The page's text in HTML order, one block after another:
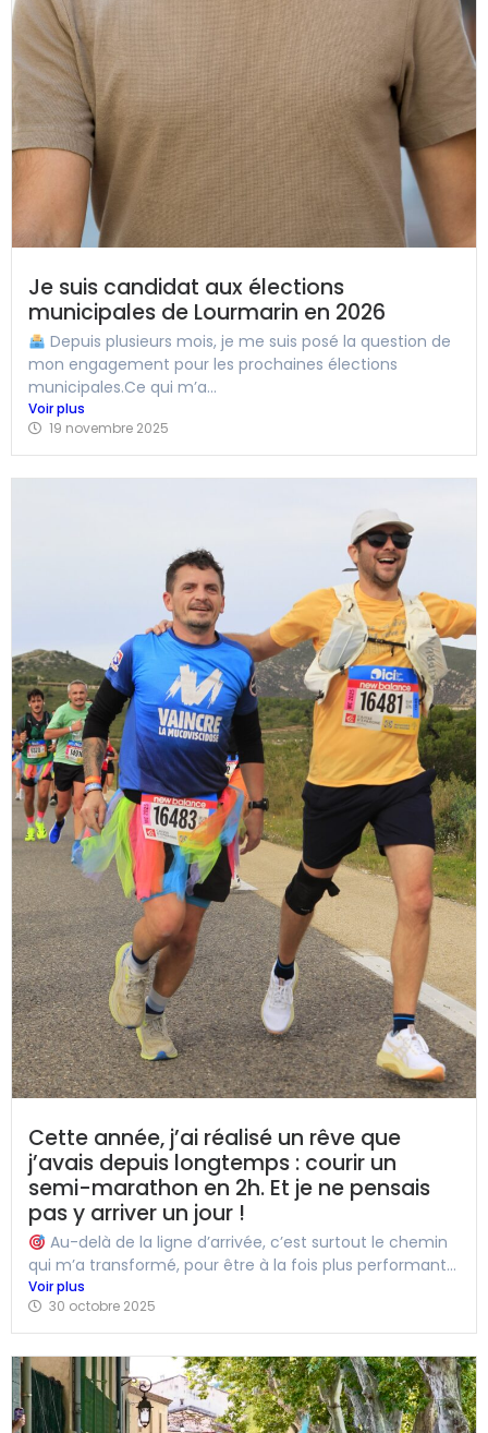
Je suis candidat aux élections
municipales de Lourmarin en 2026
Depuis plusieurs mois, je me suis posé la question de
mon engagement pour les prochaines élections
municipales.Ce qui m’a...
Voir plus
19 novembre 2025
Cette année, j’ai réalisé un rêve que
j’avais depuis longtemps : courir un
semi-marathon en 2h. Et je ne pensais
pas y arriver un jour !
Au-delà de la ligne d’arrivée, c’est surtout le chemin
qui m’a transformé, pour être à la fois plus performant...
Voir plus
30 octobre 2025